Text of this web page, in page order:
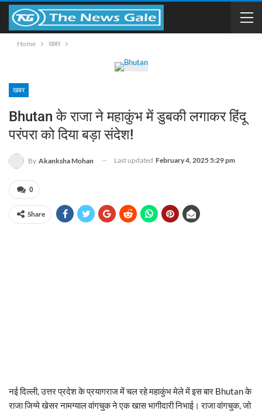
Home खबर
खबर
Bhutan के राजा ने महाकुंभ में डुबकी लगाकर हिंदू
परंपरा को दिया बड़ा संदेश!
By Akanksha Mohan Last updated February 4, 2025 5:29 pm
0
Share
नई दिल्ली, उत्तर प्रदेश के प्रयागराज में चल रहे महाकुंभ मेले में इस बार Bhutan के
राजा जिग्मे खेसर नामग्याल वांगचुक ने एक खास भागीदारी निभाई। राजा वांगचुक, जो